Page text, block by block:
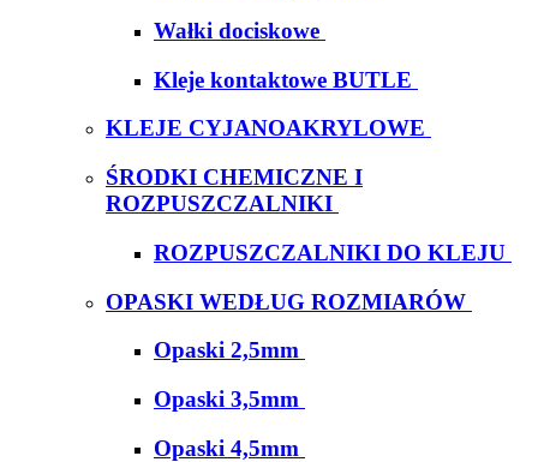
Wałki dociskowe
Kleje kontaktowe BUTLE
KLEJE CYJANOAKRYLOWE
ŚRODKI CHEMICZNE I
ROZPUSZCZALNIKI
ROZPUSZCZALNIKI DO KLEJU
OPASKI WEDŁUG ROZMIARÓW
Opaski 2,5mm
Opaski 3,5mm
Opaski 4,5mm